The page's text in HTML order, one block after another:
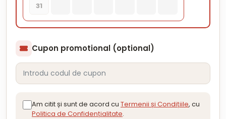
31
Cupon promotional (optional)
Am citit și sunt de acord cu Termenii și Condițiile, cu
Politica de Confidențialitate.